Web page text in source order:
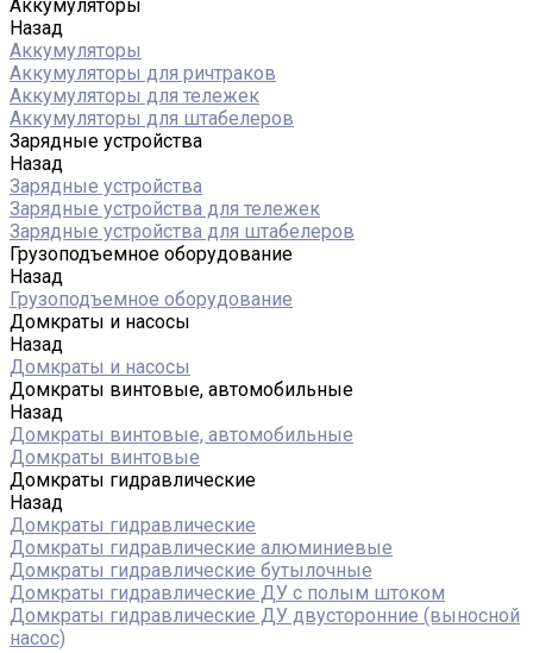
Аккумуляторы
Назад
Аккумуляторы
Аккумуляторы для ричтраков
Аккумуляторы для тележек
Аккумуляторы для штабелеров
Зарядные устройства
Назад
Зарядные устройства
Зарядные устройства для тележек
Зарядные устройства для штабелеров
Грузоподъемное оборудование
Назад
Грузоподъемное оборудование
Домкраты и насосы
Назад
Домкраты и насосы
Домкраты винтовые, автомобильные
Назад
Домкраты винтовые, автомобильные
Домкраты винтовые
Домкраты гидравлические
Назад
Домкраты гидравлические
Домкраты гидравлические алюминиевые
Домкраты гидравлические бутылочные
Домкраты гидравлические ДУ c полым штоком
Домкраты гидравлические ДУ двусторонние (выносной
насос)